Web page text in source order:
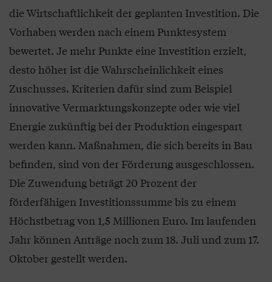
die Wirtschaftlichkeit der geplanten Investition. Die
Vorhaben werden nach einem Punktesystem
bewertet. Je mehr Punkte eine Investition erzielt,
desto höher ist die Wahrscheinlichkeit eines
Zuschusses. Kriterien dafür sind zum Beispiel
innovative Vermarktungskonzepte oder wie viel
Energie zukünftig bei der Produktion eingespart
werden kann. Maßnahmen, die sich bereits in Bau
befinden, sind von der Förderung ausgeschlossen.
Die Zuwendung beträgt 20 Prozent der
förderfähigen Investitionssumme bis zu einem
Höchstbetrag von 1,5 Millionen Euro. Im laufenden
Jahr können Anträge noch zum 18. Juli und zum 17.
Oktober gestellt werden.